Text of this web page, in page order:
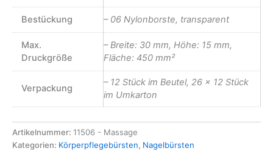
Bestückung – 06 Nylonborste, transparent
Max.
Druckgröße
– Breite: 30 mm, Höhe: 15 mm,
Fläche: 450 mm²
Verpackung
– 12 Stück im Beutel, 26 x 12 Stück
im Umkarton
Artikelnummer: 11506 - Massage
Kategorien: Körperpflegebürsten, Nagelbürsten